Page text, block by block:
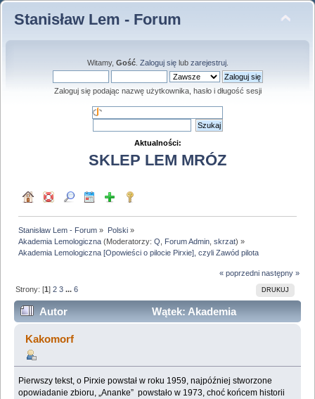
Stanisław Lem - Forum
Witamy, Gość. Zaloguj sięlub zarejestruj.
Zaloguj się podając nazwę użytkownika, hasło i długość sesji
Aktualności:
SKLEP LEM MRÓZ
Stanisław Lem - Forum » Polski»
Akademia Lemologiczna (Moderatorzy:Q Forum Admin ,skrzat) »
Akademia Lemologiczna [Opowieści o pilocie Pirxie], czyli Zawód pilota
« poprzedni następny »
DRUKUJ
Strony: [1]2 3 ...6
Autor
Wątek: Akademia
Lemologiczna [Opowieści o pilocie Pirxie], czyli Zawód
pilota (Przeczytany 360857 razy)
Kakomorf
Pierwszy tekst, o Pirxie powstał w roku 1959, najpóźniej stworzone
opowiadanie zbioru, „Ananke” powstało w 1973, choć końcem historii